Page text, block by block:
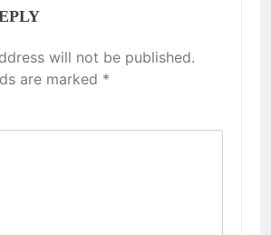
will not be published.
are marked *